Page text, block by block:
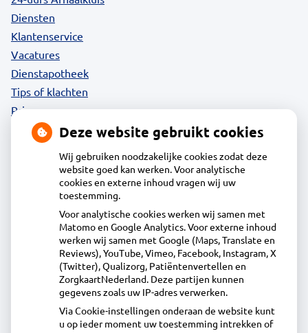
Diensten
Klantenservice
Vacatures
Dienstapotheek
Tips of klachten
Privacy
Apotheek Daalmeer
J.Naberstraat 43, 1827LB Alkmaar
072-5613434
info@apotheekdaalmeer.nl
Inschrijven
Deze website gebruikt cookies
Wij gebruiken noodzakelijke cookies zodat deze
website goed kan werken. Voor analytische
cookies en externe inhoud vragen wij uw
toestemming.
Voor analytische cookies werken wij samen met
Matomo en Google Analytics. Voor externe inhoud
werken wij samen met Google (Maps, Translate en
Reviews), YouTube, Vimeo, Facebook, Instagram, X
(Twitter), Qualizorg, Patiëntenvertellen en
ZorgkaartNederland. Deze partijen kunnen
gegevens zoals uw IP-adres verwerken.
Via Cookie-instellingen onderaan de website kunt
u op ieder moment uw toestemming intrekken of